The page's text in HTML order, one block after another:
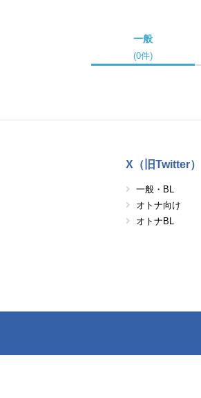
一般
(0件)
X（旧Twitter）
一般・BL
オトナ向け
オトナBL